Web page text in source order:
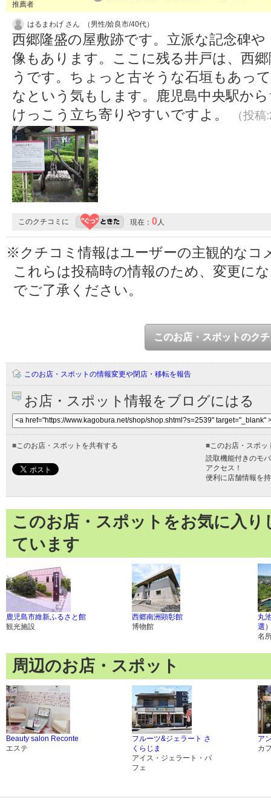
推薦者
はるまわげ さん （男性/姶良市/40代）
西郷隆盛の屋敷跡です。立派な記念碑
像もあります。ここに残る井戸は、西
うです。ちょっと古そうな石垣もあっ
なという気もします。鹿児島中央駅か
けっこう立ち寄りやすいですよ。
（投
このクチコミに 現在： 0 人
※クチコミ情報はユーザーの主観的なコ
これらは投稿時の情報のため、変更に
でご了承ください。
このお店・スポットのク
このお店・スポットの情報変更や閉店・移転を報告
お店・スポット情報をブログにはる
■ このお店・スポットを共有する ■ このお店・スポ
読取機能付きのモ
アクセス！
便利に店舗情報を
このお店・スポットをお気に入
ています
鹿児島市維新ふるさと館
観光施設
西郷南洲顕彰館
博物館
丸
選
名
周辺のお店・スポット
Beauty salon Reconte
エステ
フルーツ&ジェラート さ
くらじま
アイス・ジェラート・パ
フェ
ア
カ